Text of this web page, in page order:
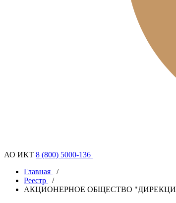
АО ИКТ 8 (800) 5000-136
Главная
/
Реестр
/
АКЦИОНЕРНОЕ ОБЩЕСТВО